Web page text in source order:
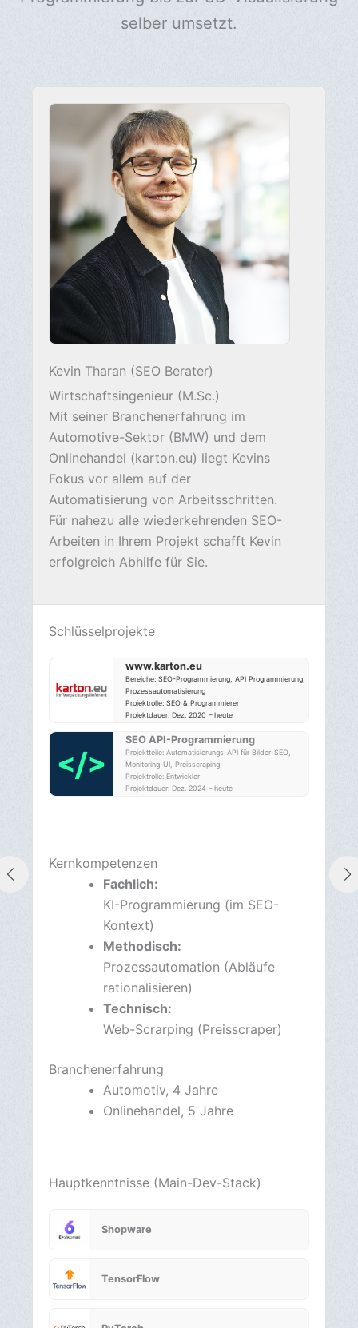
selber umsetzt.
Michael Selbertinger (Programmierer)
Full-Stack Entwickler
Michael vereint SEO Know-how mit
technischer Expertise: Als SEO-
Programmierer mit Full-Stack-
Kenntnissen entwickelt er performante,
suchmaschinenoptimierte Weblösungen.
Schlüsselprojekte
Consultee AI
Anthropic-API
Projektrolle: Chefentwickler
Projektdauer: Aug. 2023 – heute
www.karton.eu
Prozessautomatisierung
Projektrolle: SEO & Programmierer
Projektdauer: Dez. 2020 – heute
SEO API-Programmierung
Kompetenzen
Fachlich:
KI-Programmierung (im ChatBot-
Kontext)
Methodisch:
Pluginentwicklung (SEO-KI-
Plugin)
Server & Backend
Branchenerfahrungen